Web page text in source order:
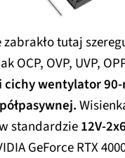
tutaj
OCP, OVP, UVP,
cichy wentylator
standardzie12V-2x6
GeForce RTX